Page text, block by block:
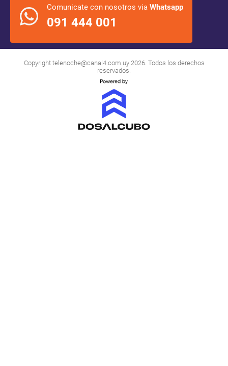
Comunicate con nosotros via Whatsapp
091 444 001
Copyright telenoche@canal4.com.uy2026. Todos los derechos
reservados.